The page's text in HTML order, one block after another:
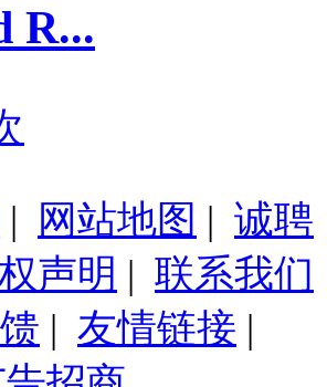
R...
| 网站地图 | 诚聘
声明 | 联系我们
| 友情链接 |